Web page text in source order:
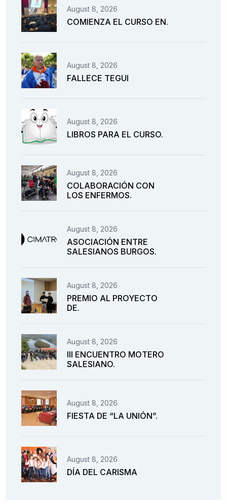
August 8, 2026
COMIENZA EL CURSO EN.
August 8, 2026
FALLECE TEGUI
August 8, 2026
LIBROS PARA EL CURSO.
August 8, 2026
COLABORACIÓN CON
LOS ENFERMOS.
August 8, 2026
ASOCIACIÓN ENTRE
SALESIANOS BURGOS.
August 8, 2026
PREMIO AL PROYECTO
DE.
August 8, 2026
III ENCUENTRO MOTERO
SALESIANO.
August 8, 2026
FIESTA DE “LA UNIÓN”.
August 8, 2026
DÍA DEL CARISMA